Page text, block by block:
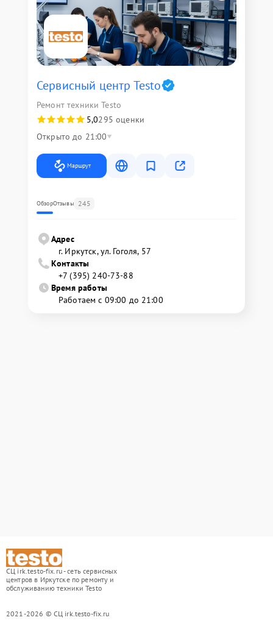
Сервисный центр Testo
Ремонт техники Testo
5,0295 оценки
Открыто до 21:00
Маршрут
ОбзорОтзывы 245
Адрес
г. Иркутск, ул. ​Гоголя, 57
Контакты
+7 (395) 240-73-88
Время работы
Работаем с 09:00 до 21:00
СЦ irk.testo-fix.ru - сеть сервисных
центров в Иркутске по ремонту и
обслуживанию техники Testo
2021-2026 © СЦ irk.testo-fix.ru